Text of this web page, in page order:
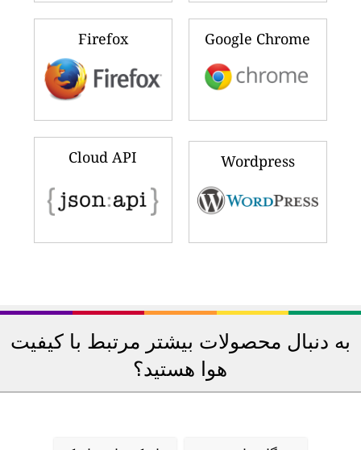
Google Chrome
Firefox
Wordpress
Cloud API
به دنبال محصولات بیشتر مرتبط با کیفیت
هوا هستید؟